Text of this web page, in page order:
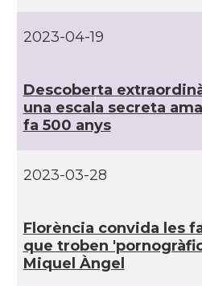
2023-04-19
Descoberta
una escala secreta
fa 500 anys
2023-03-28
Florència convida les
que troben
Miquel Àngel